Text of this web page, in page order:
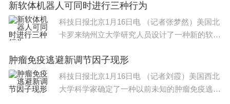
新软体机器人可同时进行三种行为
科技日报北京1月16日电 （记者张梦然）美国北
卡罗来纳州立大学研究人员设计了一种新的软体
肿瘤免疫逃避新调节因子现形
科技日报北京1月16日电 （记者刘霞）美国西北
大学科学家确定了一种以前未知的肿瘤免疫逃避